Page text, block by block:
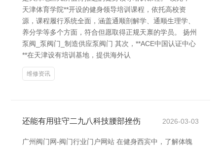
天津体育学院**开设的健身领导培训课程，依托高校资
源，课程履行系统全面，涵盖通顺剖解学、通顺生理学、
养分学等多个方面，符合但愿取得正规天禀的学员。 扬州
泵阀_泵阀门_制造供应泵阀门 其次，**ACE中国认证中心
**在天津设有培训基地，提供海外认
维修资讯
还能有用驻守二九八科技腰部挫伤 2026-03-03
广州阀门网-阀门行业门户网站 在健身西宾中，了解体魄